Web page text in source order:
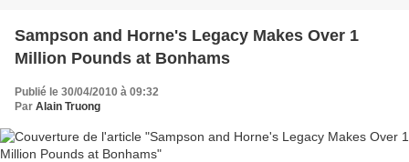
Sampson and Horne's Legacy Makes Over 1
Million Pounds at Bonhams
Publié le 30/04/2010 à 09:32
Par Alain Truong